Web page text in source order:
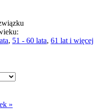
, 51 - 60 lata, 61 lat i więcej
»